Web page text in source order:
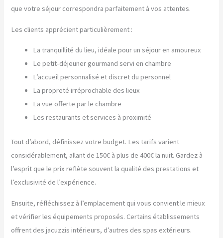
que votre séjour correspondra parfaitement à vos attentes.
Les clients apprécient particulièrement :
La tranquillité du lieu, idéale pour un séjour en amoureux
Le petit-déjeuner gourmand servi en chambre
L’accueil personnalisé et discret du personnel
La propreté irréprochable des lieux
La vue offerte par le chambre
Les restaurants et services à proximité
Tout d’abord, définissez votre budget. Les tarifs varient
considérablement, allant de 150€ à plus de 400€ la nuit. Gardez à
l’esprit que le prix reflète souvent la qualité des prestations et
l’exclusivité de l’expérience.
Ensuite, réfléchissez à l’emplacement qui vous convient le mieux
et vérifier les équipements proposés. Certains établissements
offrent des jacuzzis intérieurs, d’autres des spas extérieurs.